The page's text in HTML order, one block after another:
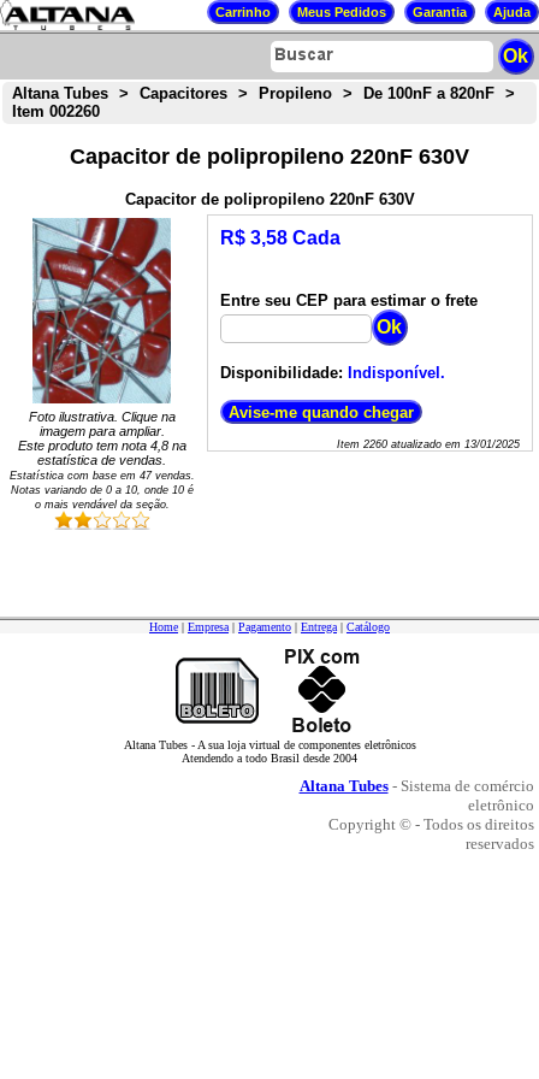
Altana Tubes > Capacitores > Propileno > De 100nF a 820nF
>
Item 002260
Capacitor de polipropileno 220nF 630V
Capacitor de polipropileno 220nF 630V
Foto ilustrativa. Clique na
imagem para ampliar.
Este produto tem nota 4,8na
estatística de vendas.
Estatística com base em 47vendas.
Notas variando de 0a 10, onde 10 é
o mais vendável da seção.
R$ 3,58 Cada
Entre seu CEP para estimar o frete
Disponibilidade: Indisponível.
Item 2260atualizado em 13/01/2025
Home | Empresa | Pagamento | Entrega | Catálogo
Altana Tubes - A sua loja virtual de componentes eletrônicos
Atendendo a todo Brasil desde 2004
Altana Tubes- Sistema de comércio
eletrônico
Copyright © - Todos os direitos
reservados